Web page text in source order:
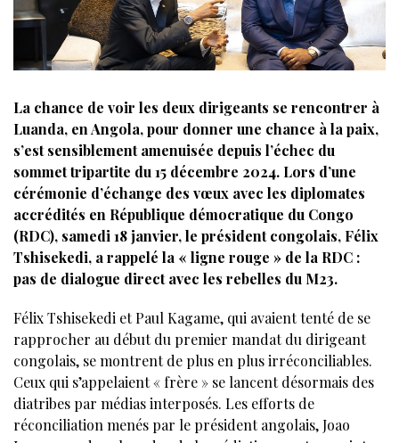
La chance de voir les deux dirigeants se rencontrer à
Luanda, en Angola, pour donner une chance à la paix,
s’est sensiblement amenuisée depuis l’échec du
sommet tripartite du 15 décembre 2024. Lors d’une
cérémonie d’échange des vœux avec les diplomates
accrédités en République démocratique du Congo
(RDC), samedi 18 janvier, le président congolais, Félix
Tshisekedi, a rappelé la « ligne rouge » de la RDC :
pas de dialogue direct avec les rebelles du M23.
Félix Tshisekedi et Paul Kagame, qui avaient tenté de se
rapprocher au début du premier mandat du dirigeant
congolais, se montrent de plus en plus irréconciliables.
Ceux qui s’appelaient « frère » se lancent désormais des
diatribes par médias interposés. Les efforts de
réconciliation menés par le président angolais, Joao